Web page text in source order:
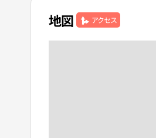
地図 アクセス